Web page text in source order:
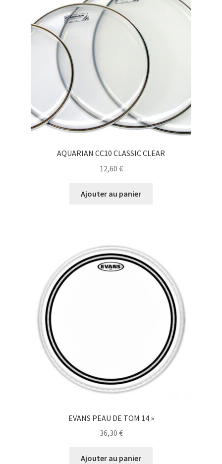
AQUARIAN CC10 CLASSIC CLEAR
12,60 €
Ajouter au panier
EVANS PEAU DE TOM 14 »
36,30 €
Ajouter au panier